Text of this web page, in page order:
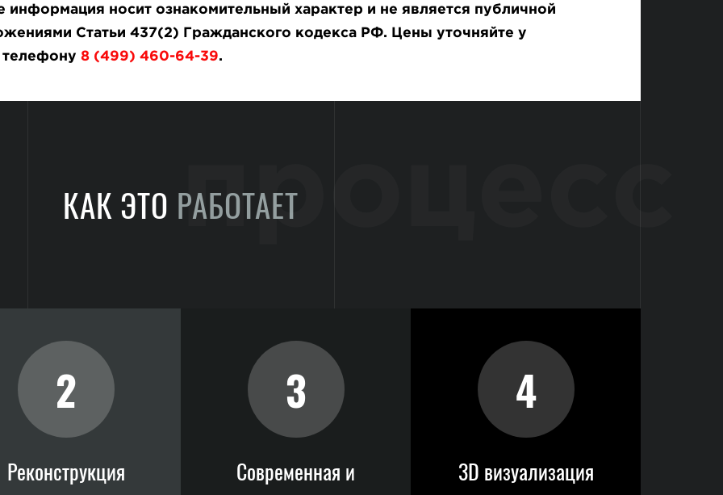
информация носит ознакомительный характер и не является публичной
Статьи 437(2) Гражданского кодекса РФ. Цены уточняйте у
телефону 8 (499) 460-64-39.
КАК ЭТО РАБОТАЕТ
процесс
2
Реконструкция
3
Современная и
4
3D визуализация